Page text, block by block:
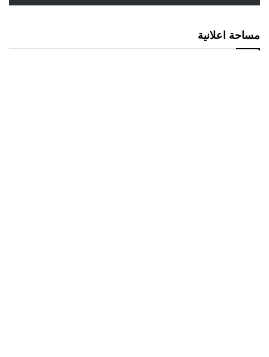
مساحة اعلانية